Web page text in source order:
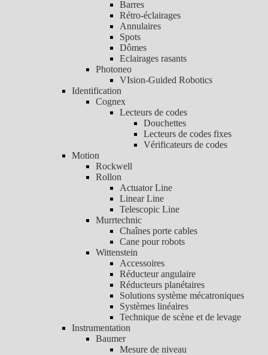
Barres
Rétro-éclairages
Annulaires
Spots
Dômes
Eclairages rasants
Photoneo
VIsion-Guided Robotics
Identification
Cognex
Lecteurs de codes
Douchettes
Lecteurs de codes fixes
Vérificateurs de codes
Motion
Rockwell
Rollon
Actuator Line
Linear Line
Telescopic Line
Murrtechnic
Chaînes porte cables
Cane pour robots
Wittenstein
Accessoires
Réducteur angulaire
Réducteurs planétaires
Solutions système mécatroniques
Systèmes linéaires
Technique de scène et de levage
Instrumentation
Baumer
Mesure de niveau